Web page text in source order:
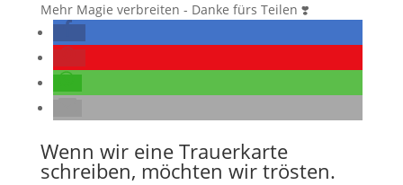
Mehr Magie verbreiten - Danke fürs Teilen ❣️
Wenn wir eine Trauerkarte
schreiben, möchten wir trösten.